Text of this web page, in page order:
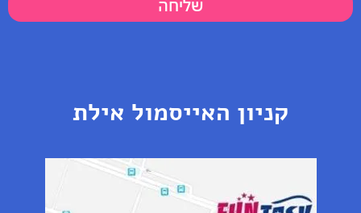
שליחה
קניון האייסמול אילת